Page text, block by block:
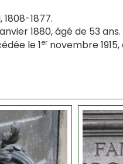
1808-1877.
1880, âgé de 53 ans.
le 1ernovembre